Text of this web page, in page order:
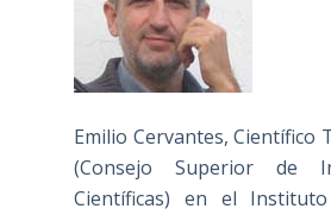
Emilio Cervantes, Científico
(Consejo Superior de
Científicas) en el